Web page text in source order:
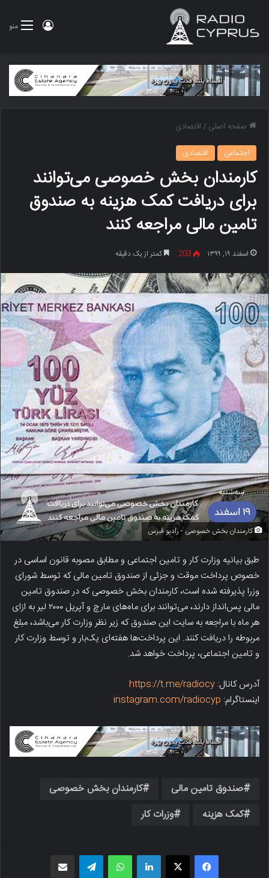
منو ورود
صفحه اصلی /اقتصادی
اجتماعی
اقتصادی
کارمندان بخش خصوصی می‌توانند
برای دریافت کمک هزینه به صندوق
تامین مالی مراجعه کنند
اسفند ۱۹, ۱۳۹۹ 203 کمتر از یک دقیقه
کارمندان بخش خصوصی - رادیو قبرس
طبق بیانیه وزارت کار و تامین اجتماعی و مطابق مصوبه قانون اساسی در
خصوص پرداخت موقت و جزئی از صندوق تامین مالی که توسط شورای
وزرا پذیرفته شده است، کارمندان بخش خصوصی که در صندوق تامین
مالی پس‌انداز دارند، می‌توانند برای ماه‌های مارچ و آپریل ۲۰۰۰ لیر به ازای
هر ماه با مراجعه به سایت این صندوق که زیر نظر وزارت کار می‌باشد، مبلغ
مربوطه را دریافت کنند. این پرداخت‌ها هفته‌ای یک‌بار و توسط وزارت کار
و تامین اجتماعی، پرداخت خواهد شد.
آدرس کانال: https://t.me/radiocy
اینستاگرام: instagram.com/radiocyp
صندوق تامین مالی
کارمندان بخش خصوصی
کمک هزینه
وزرات کار
فیسبوک X لینکدین واتس اپ تلگرام